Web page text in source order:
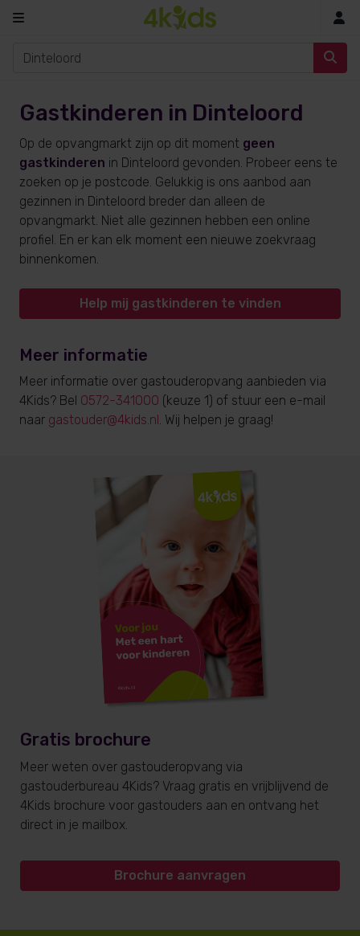
Gastkinderen in Dinteloord
Op de opvangmarkt zijn op dit moment geen
gastkinderen in Dinteloord gevonden. Probeer eens te
zoeken op je postcode. Gelukkig is ons aanbod aan
gezinnen in Dinteloord breder dan alleen de
opvangmarkt. Niet alle gezinnen hebben een online
profiel. En er kan elk moment een nieuwe zoekvraag
binnenkomen.
Help mij gastkinderen te vinden
Meer informatie
Meer informatie over gastouderopvang aanbieden via
4Kids? Bel 0572-341000 (keuze 1) of stuur een e-mail
naar gastouder@4kids.nl. Wij helpen je graag!
Gratis brochure
Meer weten over gastouderopvang via
gastouderbureau 4Kids? Vraag gratis en vrijblijvend de
4Kids brochure voor gastouders aan en ontvang het
direct in je mailbox.
Brochure aanvragen